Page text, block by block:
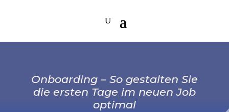
Onboarding – So gestalten Sie
die ersten Tage im neuen Job
optimal